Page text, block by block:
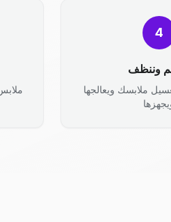
4
وننظف
ملابسك ويعالجها